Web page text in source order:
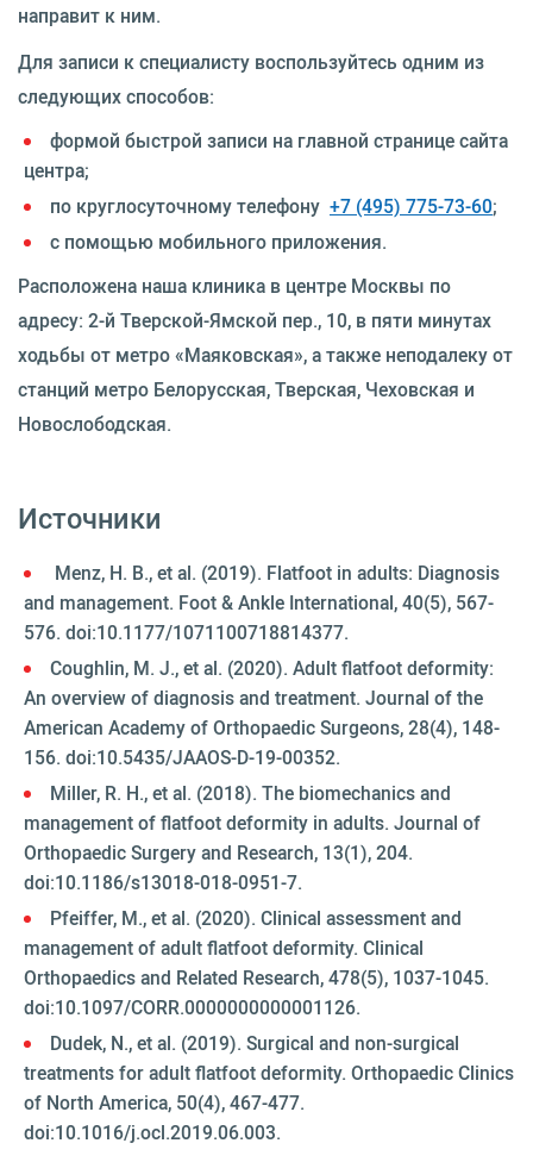
направит к ним.
Для записи к специалисту воспользуйтесь одним из
следующих способов:
формой быстрой записи на главной странице сайта
центра;
по круглосуточному телефону +7 (495) 775-73-60;
с помощью мобильного приложения.
Расположена наша клиника в центре Москвы по
адресу: 2-й Тверской-Ямской пер., 10, в пяти минутах
ходьбы от метро «Маяковская», а также неподалеку от
станций метро Белорусская, Тверская, Чеховская и
Новослободская.
Источники
Menz, H. B., et al. (2019). Flatfoot in adults: Diagnosis
and management. Foot & Ankle International, 40(5), 567-
576. doi:10.1177/1071100718814377.
Coughlin, M. J., et al. (2020). Adult flatfoot deformity:
An overview of diagnosis and treatment. Journal of the
American Academy of Orthopaedic Surgeons, 28(4), 148-
156. doi:10.5435/JAAOS-D-19-00352.
Miller, R. H., et al. (2018). The biomechanics and
management of flatfoot deformity in adults. Journal of
Orthopaedic Surgery and Research, 13(1), 204.
doi:10.1186/s13018-018-0951-7.
Pfeiffer, M., et al. (2020). Clinical assessment and
management of adult flatfoot deformity. Clinical
Orthopaedics and Related Research, 478(5), 1037-1045.
doi:10.1097/CORR.0000000000001126.
Dudek, N., et al. (2019). Surgical and non-surgical
treatments for adult flatfoot deformity. Orthopaedic Clinics
of North America, 50(4), 467-477.
doi:10.1016/j.ocl.2019.06.003.